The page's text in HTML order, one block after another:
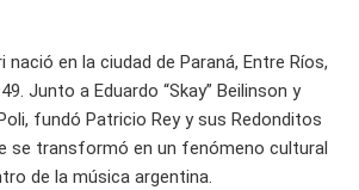
en la ciudad de Paraná, Entre Ríos,
Junto a Eduardo “Skay” Beilinson y
fundó Patricio Rey y sus Redonditos
se transformó en un fenómeno cultural
de la música argentina.